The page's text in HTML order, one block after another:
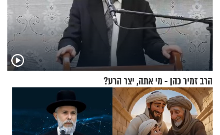
הרב זמיר כהן - מי אתה, יצר הרע?